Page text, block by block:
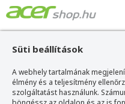
Süti beállítások
A webhely tartalmának
élmény és a teljesítmény
szolgáltatást használunk.
SZŰRÉS